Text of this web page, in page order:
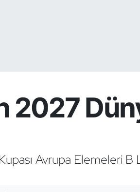
2027
Avrupa Elemeleri